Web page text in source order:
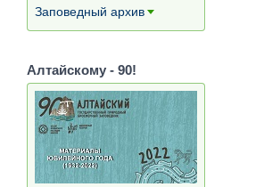
Заповедный архив
Алтайскому - 90!